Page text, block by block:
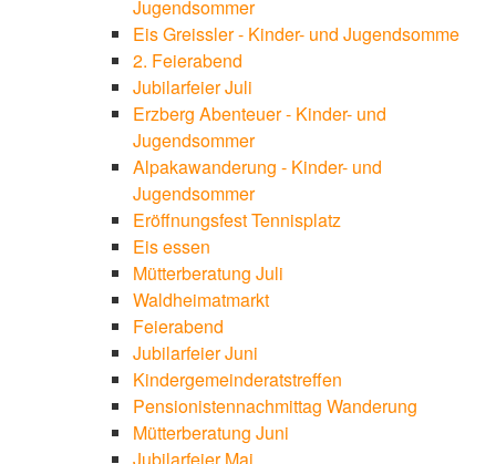
Jugendsommer
Eis Greissler - Kinder- und Jugendsomme
2. Feierabend
Jubilarfeier Juli
Erzberg Abenteuer - Kinder- und
Jugendsommer
Alpakawanderung - Kinder- und
Jugendsommer
Eröffnungsfest Tennisplatz
Eis essen
Mütterberatung Juli
Waldheimatmarkt
Feierabend
Jubilarfeier Juni
Kindergemeinderatstreffen
Pensionistennachmittag Wanderung
Mütterberatung Juni
Jubilarfeier Mai